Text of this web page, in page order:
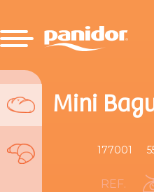
Mini
REF.
177001